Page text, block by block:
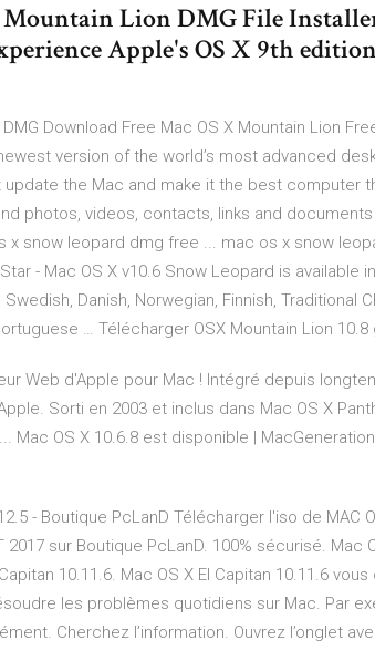
Lion DMG File
Apple's OS X 9th
Download Free Mac OS X Mountain Lion
version of the world’s most advanced
update the Mac and make it the best computer
photos, videos, contacts, links and
x snow leopard dmg free ... mac os x snow
- Mac OS X v10.6 Snow Leopard is available
Swedish, Danish, Norwegian, Finnish, Traditional
… Télécharger OSX Mountain Lion
Web d'Apple pour Mac ! Intégré depuis
Sorti en 2003 et inclus dans Mac OS X
Mac OS X 10.6.8 est disponible |
- Boutique PcLanD Télécharger l'iso de MAC
2017 sur Boutique PcLanD. 100% sécurisé. Mac
10.11.6. Mac OS X El Capitan 10.11.6
les problèmes quotidiens sur Mac. Par
Cherchez l’information. Ouvrez l’onglet